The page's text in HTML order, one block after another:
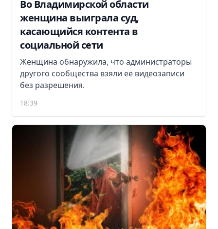
Во Владимирской области
женщина выиграла суд,
касающийся контента в
социальной сети
Женщина обнаружила, что администраторы
другого сообщества взяли ее видеозаписи
без разрешения.
18:39